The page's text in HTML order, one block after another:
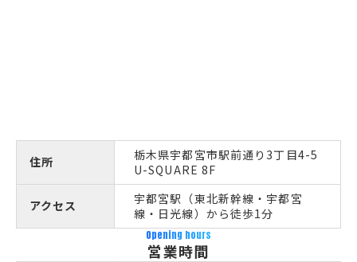
住所
栃木県宇都宮市駅前通り3丁目4-5
U-SQUARE 8F
アクセス
宇都宮駅（東北新幹線・宇都宮
線・日光線）から徒歩1分
Opening hours
営業時間